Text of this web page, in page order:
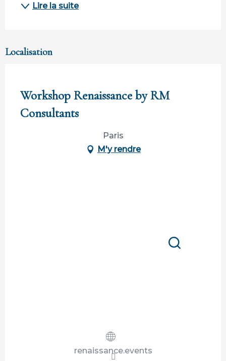
Lire la suite
Localisation
Workshop Renaissance by RM
Consultants
Paris
M'y rendre
renaissance.events